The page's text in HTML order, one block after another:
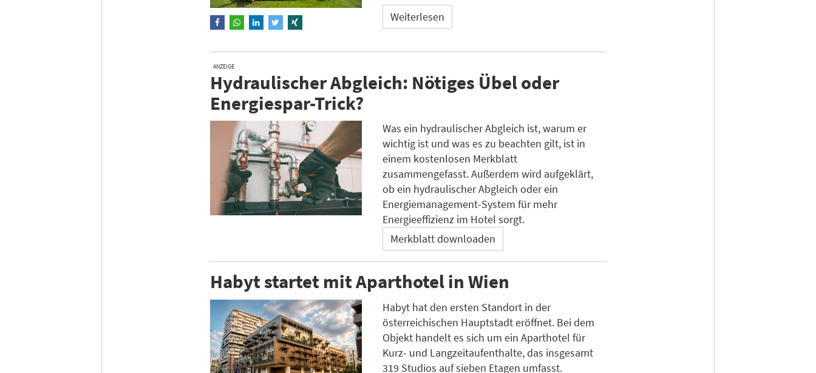
Weiterlesen
ANZEIGE
Hydraulischer Abgleich: Nötiges Übel oder
Energiespar-Trick?
Was ein hydraulischer Abgleich ist, warum er
wichtig ist und was es zu beachten gilt, ist in
einem kostenlosen Merkblatt
zusammengefasst. Außerdem wird aufgeklärt,
ob ein hydraulischer Abgleich oder ein
Energiemanagement-System für mehr
Energieeffizienz im Hotel sorgt.
Merkblatt downloaden
Habyt startet mit Aparthotel in Wien
Habyt hat den ersten Standort in der
österreichischen Hauptstadt eröffnet. Bei dem
Objekt handelt es sich um ein Aparthotel für
Kurz- und Langzeitaufenthalte, das insgesamt
319 Studios auf sieben Etagen umfasst.